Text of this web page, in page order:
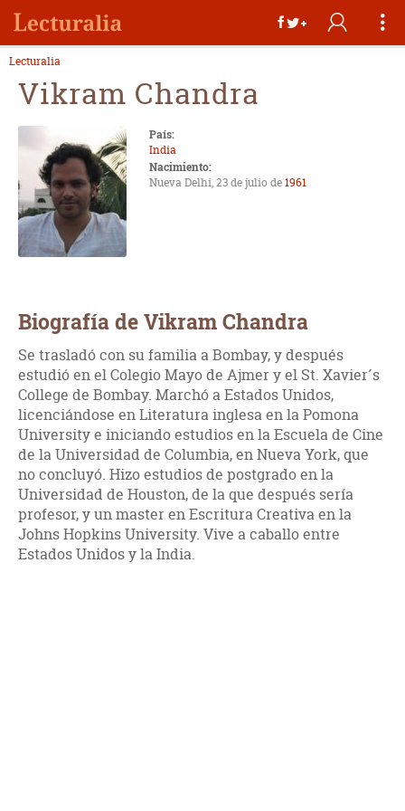
Lecturalia
Vikram Chandra
País:
India
Nacimiento:
Nueva Delhi, 23 de julio de1961
Biografía de Vikram Chandra
Se trasladó con su familia a Bombay, y después
estudió en el Colegio Mayo de Ajmer y el St. Xavier´s
College de Bombay. Marchó a Estados Unidos,
licenciándose en Literatura inglesa en la Pomona
University e iniciando estudios en la Escuela de Cine
de la Universidad de Columbia, en Nueva York, que
no concluyó. Hizo estudios de postgrado en la
Universidad de Houston, de la que después sería
profesor, y un master en Escritura Creativa en la
Johns Hopkins University. Vive a caballo entre
Estados Unidos y la India.